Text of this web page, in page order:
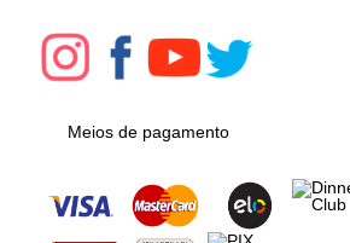
Meios de pagamento